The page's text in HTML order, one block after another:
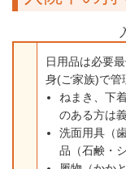
日用品は必要
身(ご家族)で管
ねまき、下
のある方は
洗面用具（
品（石鹸・